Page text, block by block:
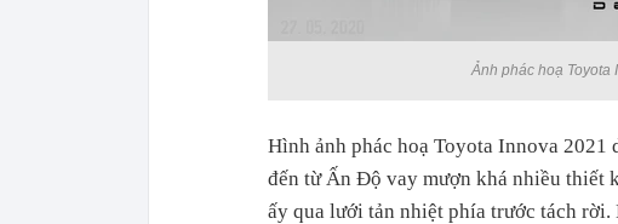
Ảnh phác hoạ Toyota
Hình ảnh phác hoạ Toyota Innova 2021
đến từ Ấn Độ vay mượn khá nhiều thiết
ấy qua lưới tản nhiệt phía trước tách rời.